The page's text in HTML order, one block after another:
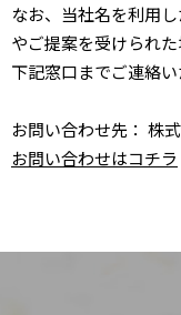
なお、当社名を利用
やご提案を受けられ
下記窓口までご連絡
お問い合わせ先： 株
お問い合わせはコチラ